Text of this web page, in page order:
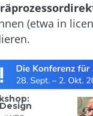
(etwa in